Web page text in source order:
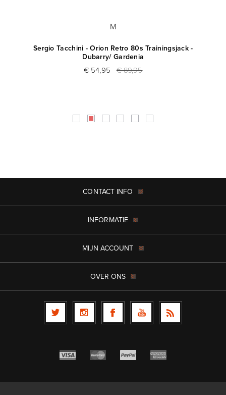
M
Sergio Tacchini - Orion Retro 80s Trainingsjack -
Dubarry/ Gardenia
€ 54,95 € 89,95
CONTACT INFO
INFORMATIE
MIJN ACCOUNT
OVER ONS